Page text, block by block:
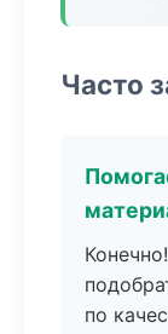
Часто
по